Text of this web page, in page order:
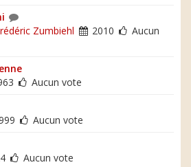
Zumbiehl 2010
Aucun
Aucun vote
Aucun vote
Aucun vote